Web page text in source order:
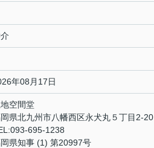
年08月17日
空間堂
県北九州市八幡西区永犬丸５丁目2-20
695-1238
県知事 (1) 第20997号